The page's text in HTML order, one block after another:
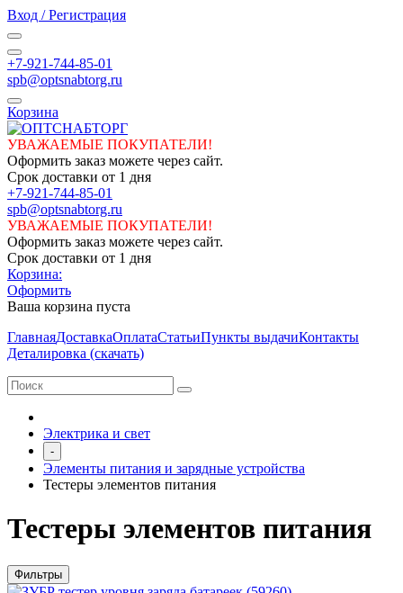
Вход / Регистрация
+7-921-744-85-01
spb@optsnabtorg.ru
Корзина
УВАЖАЕМЫЕ ПОКУПАТЕЛИ!
Оформить заказ можете через сайт.
Срок доставки от 1 дня
+7-921-744-85-01
spb@optsnabtorg.ru
УВАЖАЕМЫЕ ПОКУПАТЕЛИ!
Оформить заказ можете через сайт.
Срок доставки от 1 дня
Корзина:
Оформить
Ваша корзина пуста
ГлавнаяДоставкаОплатаСтатьиПункты выдачиКонтакты
Деталировка (скачать)
Электрика и свет
-
Элементы питания и зарядные устройства
Тестеры элементов питания
Тестеры элементов питания
Фильтры